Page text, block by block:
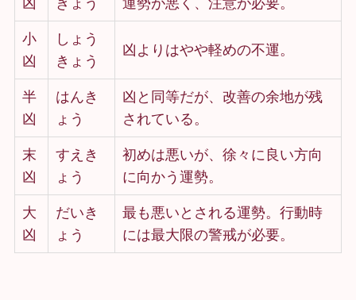
凶 きょう 運勢が悪く、注意が必要。
小
凶
しょう
きょう
凶よりはやや軽めの不運。
半
凶
はんき
ょう
凶と同等だが、改善の余地が残
されている。
末
凶
すえき
ょう
初めは悪いが、徐々に良い方向
に向かう運勢。
大
凶
だいき
ょう
最も悪いとされる運勢。行動時
には最大限の警戒が必要。